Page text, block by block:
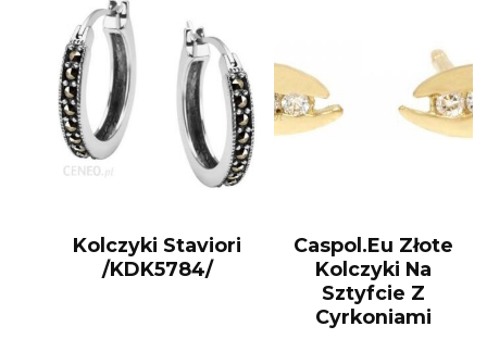
Kolczyki Staviori
/KDK5784/
Caspol.Eu Złote
Kolczyki Na
Sztyfcie Z
Cyrkoniami